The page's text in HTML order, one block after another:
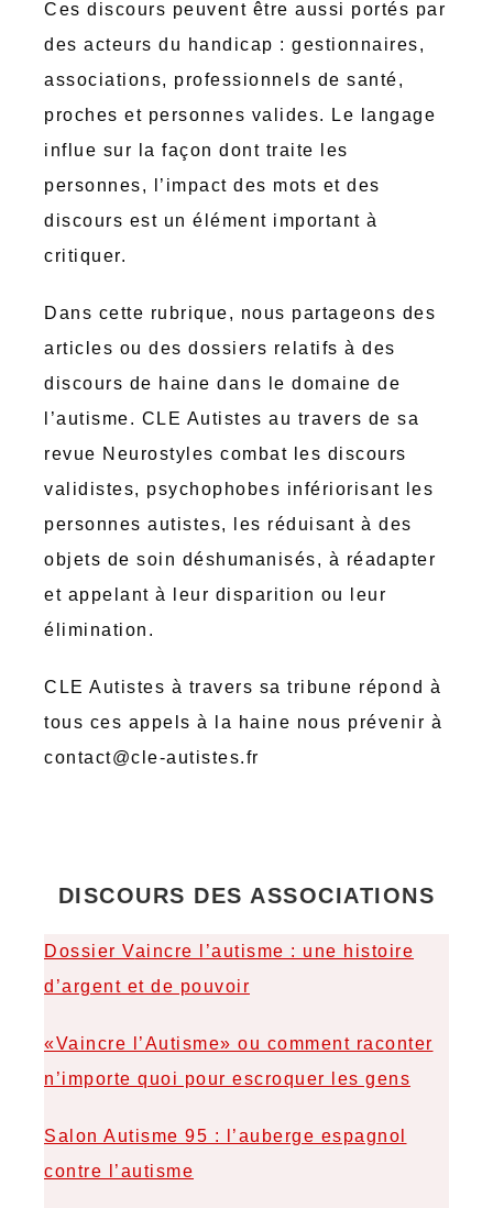
Ces discours peuvent être aussi portés par
des acteurs du handicap : gestionnaires,
associations, professionnels de santé,
proches et personnes valides. Le langage
influe sur la façon dont traite les
personnes, l’impact des mots et des
discours est un élément important à
critiquer.
Dans cette rubrique, nous partageons des
articles ou des dossiers relatifs à des
discours de haine dans le domaine de
l’autisme. CLE Autistes au travers de sa
revue Neurostyles combat les discours
validistes, psychophobes infériorisant les
personnes autistes, les réduisant à des
objets de soin déshumanisés, à réadapter
et appelant à leur disparition ou leur
élimination.
CLE Autistes à travers sa tribune répond à
tous ces appels à la haine nous prévenir à
contact@cle-autistes.fr
DISCOURS DES ASSOCIATIONS
Dossier Vaincre l’autisme : une histoire
d’argent et de pouvoir
«Vaincre l’Autisme» ou comment raconter
n’importe quoi pour escroquer les gens
Salon Autisme 95 : l’auberge espagnol
contre l’autisme